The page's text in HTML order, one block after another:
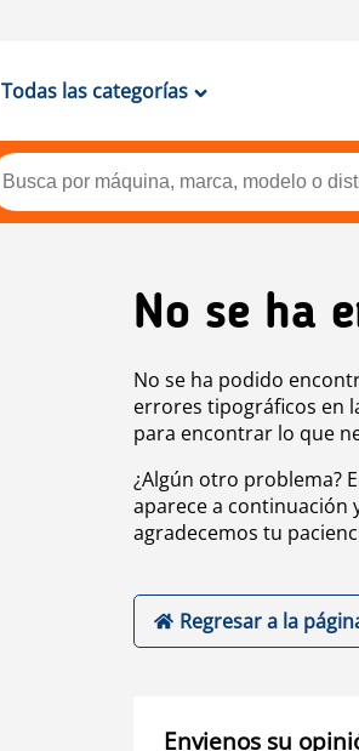
Todas las categorías
No se ha
No se ha podido
errores tipográficos en
para encontrar lo que
¿Algún otro problema?
aparece a continuación
agradecemos tu
Regresar a la
Envienos su